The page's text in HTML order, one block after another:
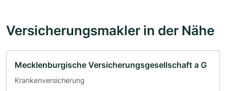
Versicherungsmakler in der Nähe
Mecklenburgische Versicherungsgesellschaft a G
Krankenversicherung